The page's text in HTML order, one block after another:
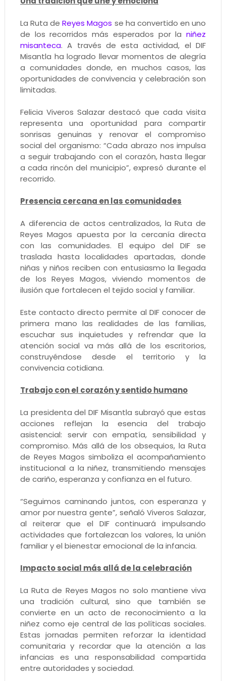
La Ruta deReyes Magos se ha convertido en uno
de los recorridos más esperados por laniñez
misanteca. A través de esta actividad, el DIF
Misantla ha logrado llevar momentos de alegría
a comunidades donde, en muchos casos, las
oportunidades de convivencia y celebración son
limitadas.
Felicia Viveros Salazar destacó que cada visita
representa una oportunidad para compartir
sonrisas genuinas y renovar el compromiso
social del organismo: “Cada abrazo nos impulsa
a seguir trabajando con el corazón, hasta llegar
a cada rincón del municipio”, expresó durante el
recorrido.
Presencia cercana en las comunidades
A diferencia de actos centralizados, la Ruta de
Reyes Magos apuesta por la cercanía directa
con las comunidades. El equipo del DIF se
traslada hasta localidades apartadas, donde
niñas y niños reciben con entusiasmo la llegada
de los Reyes Magos, viviendo momentos de
ilusión que fortalecen el tejido social y familiar.
Este contacto directo permite al DIF conocer de
primera mano las realidades de las familias,
escuchar sus inquietudes y refrendar que la
atención social va más allá de los escritorios,
construyéndose desde el territorio y la
convivencia cotidiana.
Trabajo con el corazón y sentido humano
La presidenta del DIF Misantla subrayó que estas
acciones reflejan la esencia del trabajo
asistencial: servir con empatía, sensibilidad y
compromiso. Más allá de los obsequios, la Ruta
de Reyes Magos simboliza el acompañamiento
institucional a la niñez, transmitiendo mensajes
de cariño, esperanza y confianza en el futuro.
“Seguimos caminando juntos, con esperanza y
amor por nuestra gente”, señaló Viveros Salazar,
al reiterar que el DIF continuará impulsando
actividades que fortalezcan los valores, la unión
familiar y el bienestar emocional de la infancia.
Impacto social más allá de la celebración
La Ruta de Reyes Magos no solo mantiene viva
una tradición cultural, sino que también se
convierte en un acto de reconocimiento a la
niñez como eje central de las políticas sociales.
Estas jornadas permiten reforzar la identidad
comunitaria y recordar que la atención a las
infancias es una responsabilidad compartida
entre autoridades y sociedad.